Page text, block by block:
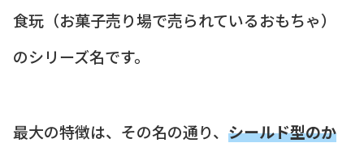
食玩（お菓子売り場で売られているおもちゃ）
のシリーズ名です。
最大の特徴は、その名の通り、 シールド型のか